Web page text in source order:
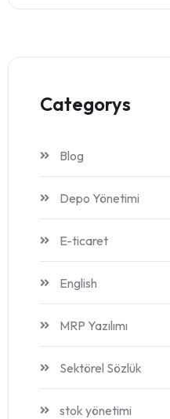
Categorys
Blog
Depo Yönetimi
E-ticaret
English
MRP Yazılımı
Sektörel Sözlük
stok yönetimi